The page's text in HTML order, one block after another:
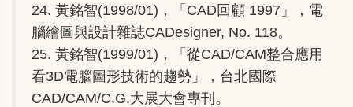
24. 黃銘智(1998/01)，「CAD回顧 1997」，電
腦繪圖與設計雜誌CADesigner, No. 118。
25. 黃銘智(1999/01)，「從CAD/CAM整合應用
看3D電腦圖形技術的趨勢」，台北國際
CAD/CAM/C.G.大展大會專刊。